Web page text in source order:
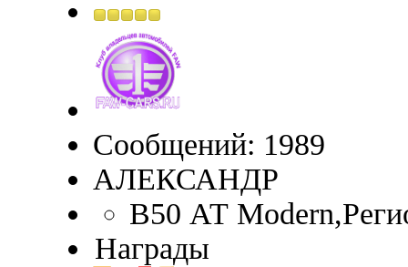
Сообщений: 1989
АЛЕКСАНДР
B50 АТ
Награды